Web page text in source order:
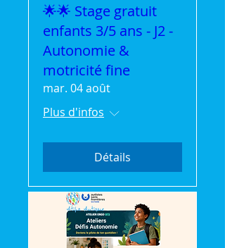
🌟🌟 Stage gratuit
enfants 3/5 ans - J2 -
Autonomie &
motricité fine
mar. 04 août
Plus d'infos
Détails